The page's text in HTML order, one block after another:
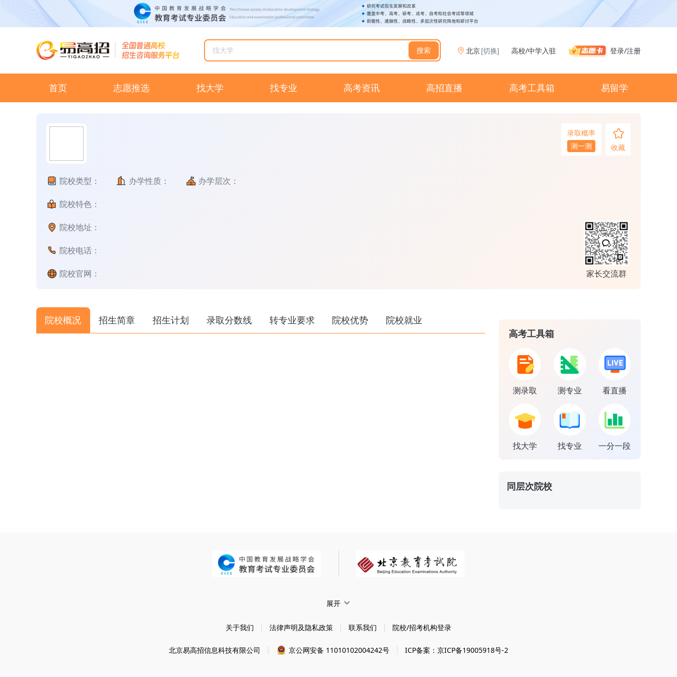
搜索 北京[切换] 高校/中学入驻 登录/注册
首页 志愿推选 找大学 找专业 高考资讯 高招直播 高考工具箱 易留学
院校类型： 办学性质： 办学层次：
院校特色：
院校地址：
院校电话：
院校官网：
录取概率
测一测
收藏
家长交流群
院校概况 招生简章 招生计划 录取分数线 转专业要求 院校优势
院校就业
高考工具箱
测录取 测专业 看直播
找大学 找专业 一分一段
同层次院校
展开
关于我们 法律声明及隐私政策 联系我们 院校/招考机构登录
北京易高招信息科技有限公司 京公网安备 11010102004242号 ICP备案：京ICP备19005918号-2